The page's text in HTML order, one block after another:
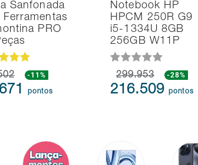
Sanfonada
Ferramentas
PRO
-11%
pontos
Notebook HP
HPCM 250R G9
i5-1334U 8GB
256GB W11P
299.953 -28%
216.509pontos